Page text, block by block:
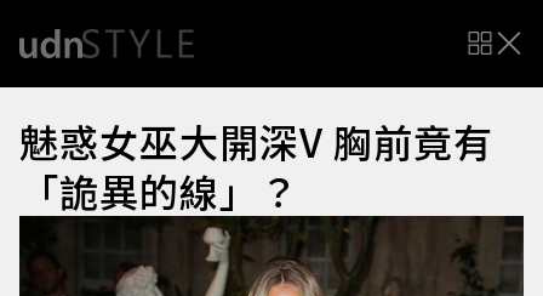
魅惑女巫大開深V 胸前竟有
「詭異的線」？